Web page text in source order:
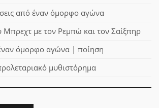
από έναν όμορφο αγώνα
Μπρεχτ με τον Ρεμπώ και τον Σαίξπηρ
όμορφο αγώνα | ποίηση
μυθιστόρημα